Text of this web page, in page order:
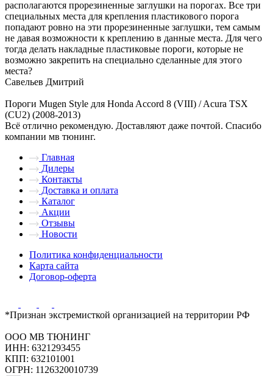
располагаются прорезиненные заглушки на порогах. Все три
специальных места для крепления пластикового порога
попадают ровно на эти прорезиненные заглушки, тем самым
не давая возможности к креплению в данные места. Для чего
тогда делать накладные пластиковые пороги, которые не
возможно закрепить на специально сделанные для этого
места?
Савельев Дмитрий
Пороги Mugen Style для Honda Accord 8 (VIII) / Acura TSX
(CU2) (2008-2013)
Всё отлично рекомендую. Доставляют даже почтой. Спасибо
компании мв тюнинг.
Главная
Дилеры
Контакты
Доставка и оплата
Каталог
Акции
Отзывы
Новости
Политика конфиденциальности
Карта сайта
Договор-оферта
*Признан экстремисткой организацией на территории РФ
ООО МВ ТЮНИНГ
ИНН: 6321293455
КПП: 632101001
ОГРН: 1126320010739